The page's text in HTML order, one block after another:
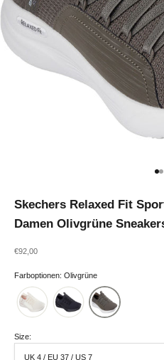
Skechers Relaxed Fit
Damen Olivgrüne
Angebot
€92,00
Farboptionen: Olivgrüne
Size:
UK 4 / EU 37 / US 7